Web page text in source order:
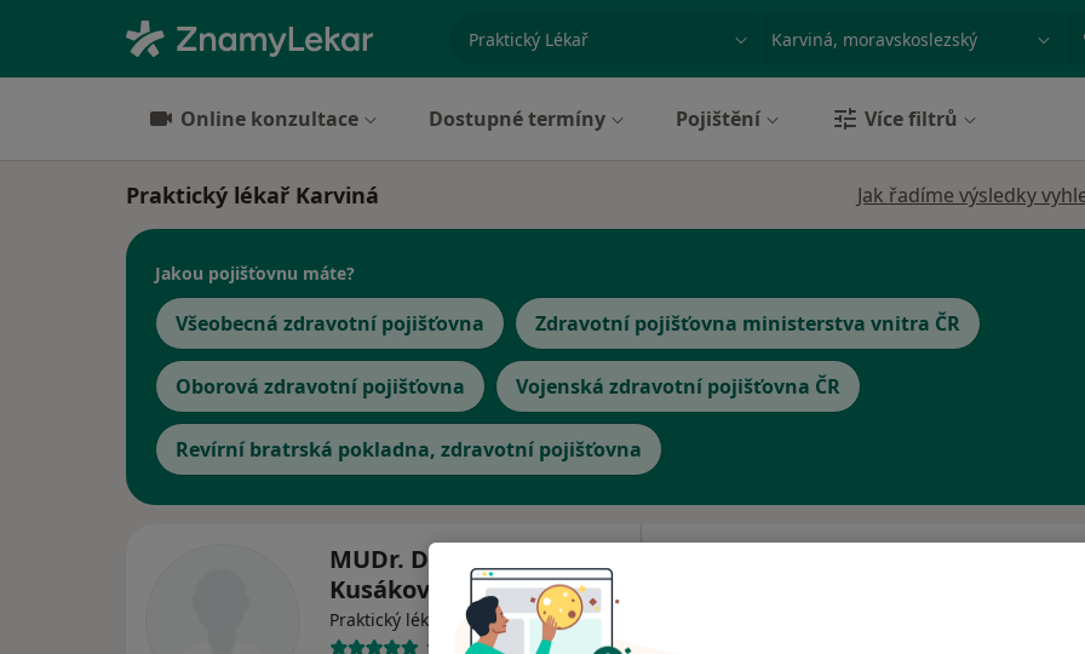
specializace, nemoc nebo příjmení Město nebo region
Online konzultace Dostupné termíny Pojištění Více filtrů
Praktický lékař Karviná Jak řadíme výsledky
Jakou pojišťovnu máte?
Všeobecná zdravotní pojišťovna Zdravotní pojišťovna ministerstva vnitra ČR
Oborová zdravotní pojišťovna Vojenská zdravotní pojišťovna ČR
Revírní bratrská pokladna, zdravotní pojišťovna
MUDr. Dagmar
Kusáková
Praktický lékař
10 názorů